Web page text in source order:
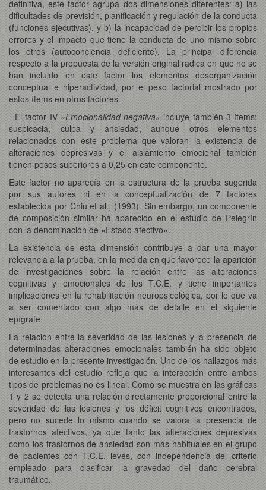
definitiva, este factor agrupa dos dimensiones diferentes: a) las
dificultades de previsión, planificación y regulación de la conducta
(funciones ejecutivas), y b) la incapacidad de percibir los propios
errores y el impacto que tiene la conducta de uno mismo sobre
los otros (autoconciencia deficiente). La principal diferencia
respecto a la propuesta de la versión original radica en que no se
han incluido en este factor los elementos desorganización
conceptual e hiperactividad, por el peso factorial mostrado por
estos ítems en otros factores.
- El factor IV«Emocionalidad negativa» incluye también 3 ítems:
suspicacia, culpa y ansiedad, aunque otros elementos
relacionados con este problema que valoran la existencia de
alteraciones depresivas y el aislamiento emocional también
tienen pesos superiores a 0,25 en este componente.
Este factor no aparecía en la estructura de la prueba sugerida
por sus autores ni en la conceptualización de 7 factores
establecida por Chiu et al., (1993). Sin embargo, un componente
de composición similar ha aparecido en el estudio de Pelegrín
con la denominación de «Estado afectivo».
La existencia de esta dimensión contribuye a dar una mayor
relevancia a la prueba, en la medida en que favorece la aparición
de investigaciones sobre la relación entre las alteraciones
cognitivas y emocionales de los T.C.E. y tiene importantes
implicaciones en la rehabilitación neuropsicológica, por lo que va
a ser comentado con algo más de detalle en el siguiente
epígrafe.
La relación entre la severidad de las lesiones y la presencia de
determinadas alteraciones emocionales también ha sido objeto
de estudio en la presente investigación. Uno de los hallazgos más
interesantes del estudio refleja que la interacción entre ambos
tipos de problemas no es lineal. Como se muestra en las gráficas
1 y 2 se detecta una relación directamente proporcional entre la
severidad de las lesiones y los déficit cognitivos encontrados,
pero no sucede lo mismo cuando se valora la presencia de
trastornos afectivos, ya que tanto las alteraciones depresivas
como los trastornos de ansiedad son más habituales en el grupo
de pacientes con T.C.E. leves, con independencia del criterio
empleado para clasificar la gravedad del daño cerebral
traumático.